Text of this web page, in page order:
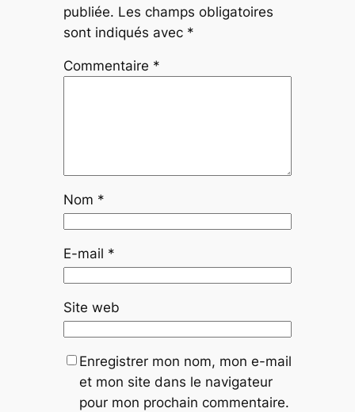
publiée. Les champs obligatoires
sont indiqués avec *
Commentaire *
Nom *
E-mail *
Site web
Enregistrer mon nom, mon e-mail
et mon site dans le navigateur
pour mon prochain commentaire.